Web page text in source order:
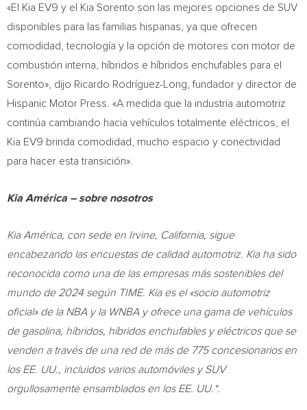
«El Kia EV9 y el Kia Sorento son las mejores opciones de SUV
disponibles para las familias hispanas, ya que ofrecen
comodidad, tecnología y la opción de motores con motor de
combustión interna, híbridos e híbridos enchufables para el
Sorento», dijo Ricardo Rodríguez-Long, fundador y director de
Hispanic Motor Press. «A medida que la industria automotriz
continúa cambiando hacia vehículos totalmente eléctricos, el
Kia EV9 brinda comodidad, mucho espacio y conectividad
para hacer esta transición».
Kia América – sobre nosotros
Kia América, con sede en Irvine, California, sigue
encabezando las encuestas de calidad automotriz. Kia ha sido
reconocida como una de las empresas más sostenibles del
mundo de 2024 según TIME. Kia es el «socio automotriz
oficial» de la NBA y la WNBA y ofrece una gama de vehículos
de gasolina, híbridos, híbridos enchufables y eléctricos que se
venden a través de una red de más de 775 concesionarios en
los EE. UU., incluidos varios automóviles y SUV
orgullosamente ensamblados en los EE. UU.*.